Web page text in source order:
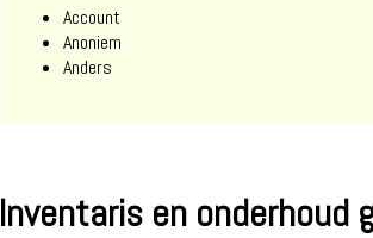
Account
Anoniem
Anders
Inventaris en onderhoud